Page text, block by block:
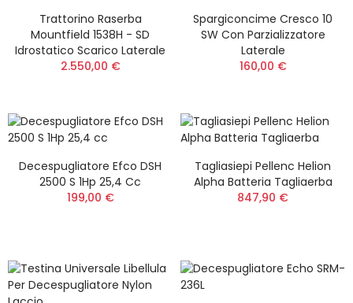
Trattorino Raserba
Mountfield 1538H - SD
Idrostatico Scarico Laterale
2.550,00 €
Spargiconcime Cresco 10
SW Con Parzializzatore
Laterale
160,00 €
Decespugliatore Efco DSH
2500 S 1Hp 25,4 Cc
199,00 €
Tagliasiepi Pellenc Helion
Alpha Batteria Tagliaerba
847,90 €